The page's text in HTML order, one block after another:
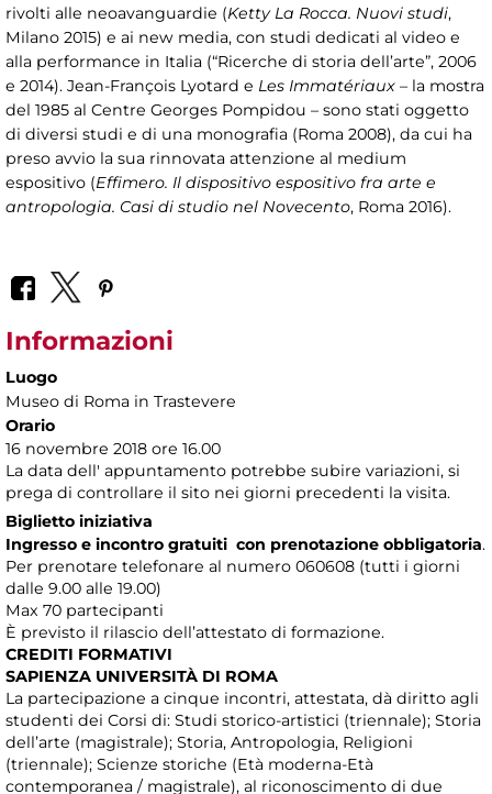
rivolti alle neoavanguardie (Ketty La Rocca. Nuovi studi,
Milano 2015) e ai new media, con studi dedicati al video e
alla performance in Italia (“Ricerche di storia dell’arte”, 2006
e 2014). Jean-François Lyotard e Les Immatériaux – la mostra
del 1985 al Centre Georges Pompidou – sono stati oggetto
di diversi studi e di una monografia (Roma 2008), da cui ha
preso avvio la sua rinnovata attenzione al medium
espositivo (Effimero. Il dispositivo espositivo fra arte e
antropologia. Casi di studio nel Novecento, Roma 2016).
Informazioni
Luogo
Museo di Roma in Trastevere
Orario
16 novembre 2018 ore 16.00
La data dell' appuntamento potrebbe subire variazioni, si
prega di controllare il sito nei giorni precedenti la visita.
Biglietto iniziativa
Ingresso e incontro gratuiti con prenotazione obbligatoria.
Per prenotare telefonare al numero 060608 (tutti i giorni
dalle 9.00 alle 19.00)
Max 70 partecipanti
È previsto il rilascio dell’attestato di formazione.
CREDITI FORMATIVI
SAPIENZA UNIVERSITÀ DI ROMA
La partecipazione a cinque incontri, attestata, dà diritto agli
studenti dei Corsi di: Studi storico-artistici (triennale); Storia
dell’arte (magistrale); Storia, Antropologia, Religioni
(triennale); Scienze storiche (Età moderna-Età
contemporanea / magistrale), al riconoscimento di due